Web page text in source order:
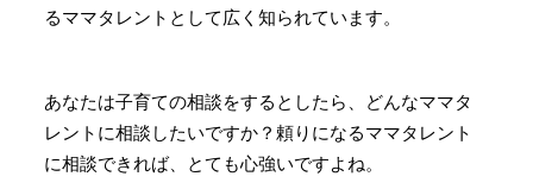
るママタレントとして広く知られています。
あなたは子育ての相談をするとしたら、どんなママタ
レントに相談したいですか？頼りになるママタレント
に相談できれば、とても心強いですよね。